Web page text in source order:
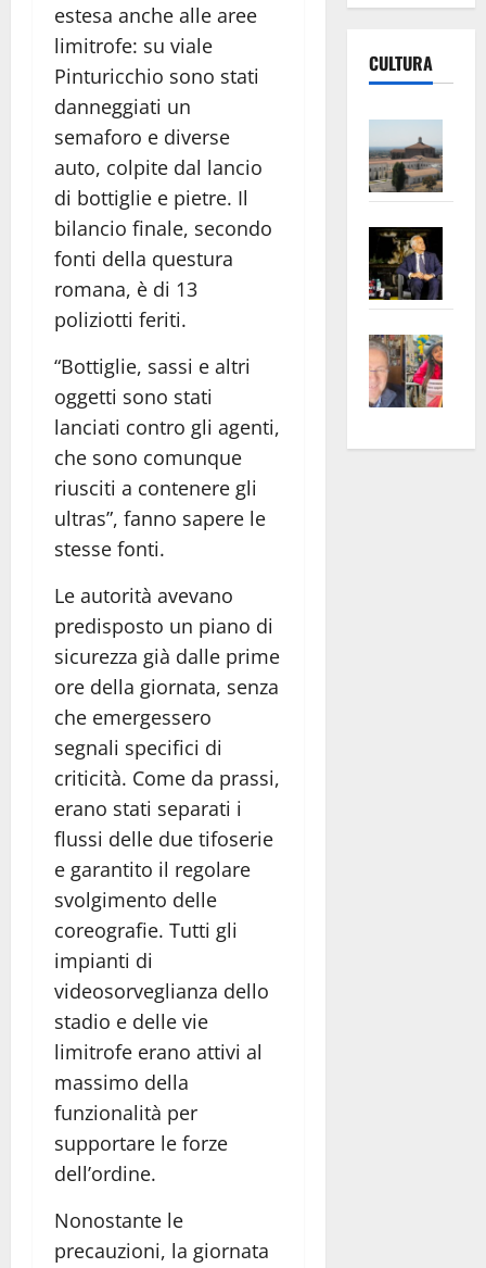
estesa anche alle aree
limitrofe: su viale
Pinturicchio sono stati
danneggiati un
semaforo e diverse
auto, colpite dal lancio
di bottiglie e pietre. Il
bilancio finale, secondo
fonti della questura
romana, è di 13
poliziotti feriti.
“Bottiglie, sassi e altri
oggetti sono stati
lanciati contro gli agenti,
che sono comunque
riusciti a contenere gli
ultras”, fanno sapere le
stesse fonti.
Le autorità avevano
predisposto un piano di
sicurezza già dalle prime
ore della giornata, senza
che emergessero
segnali specifici di
criticità. Come da prassi,
erano stati separati i
flussi delle due tifoserie
e garantito il regolare
svolgimento delle
coreografie. Tutti gli
impianti di
videosorveglianza dello
stadio e delle vie
limitrofe erano attivi al
massimo della
funzionalità per
supportare le forze
dell’ordine.
Nonostante le
precauzioni, la giornata
CULTURA
euro
apre